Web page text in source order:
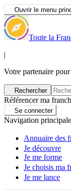
Ouvrir le menu
Toute la
|
Votre partenaire
Rechercher
Référencer ma
Se connecter
Navigation principale
Annuaire des
Je découvre
Je me forme
Je choisis ma
Je me lance